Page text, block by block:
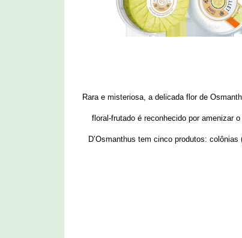
Rara e misteriosa, a delicada flor de
floral-frutado é reconhecido por amenizar
D’Osmanthus tem cinco produtos: